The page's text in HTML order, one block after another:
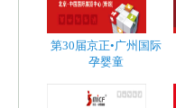
第30届京正•广州国际
孕婴童